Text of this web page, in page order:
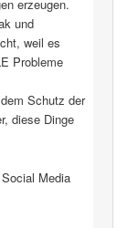
erzeugen.
und
weil es
Probleme
Schutz der
diese Dinge
Media